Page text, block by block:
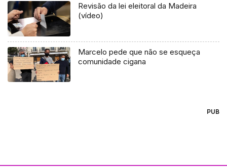
Revisão da lei eleitoral da Madeira
(vídeo)
Marcelo pede que não se esqueça
comunidade cigana
PUB